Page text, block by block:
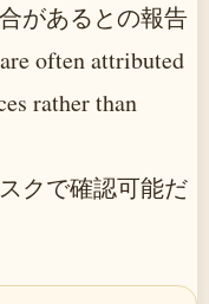
があるとの報告
often attributed
rather than
クで確認可能だ